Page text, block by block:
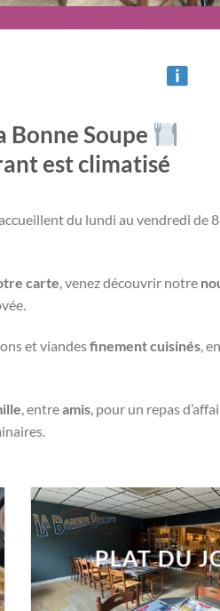
Bonne Soupe
est climatisé
du lundi auvendredi de
carte, venez découvrir notre
et viandesfinement cuisinés,
, entreamis, pour un repas
PLAT DU